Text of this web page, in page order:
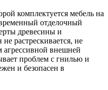
комплектуется мебель на
отделочный
древесины и
растрескивается, не
агрессивной внешней
проблем с гнилью и
и безопасен в